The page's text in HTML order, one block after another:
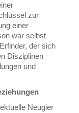
zur
einer
war selbst
der sich
Disziplinen
und
Neugier